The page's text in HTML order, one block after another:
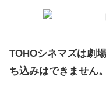
TOHOシネマズは劇
ち込みはできません。